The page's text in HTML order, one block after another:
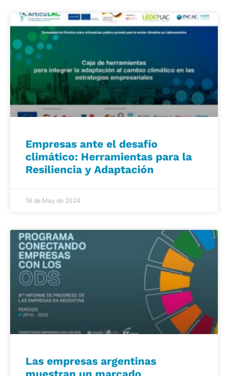
Empresas ante el desafío
climático: Herramientas para la
Resiliencia y Adaptación
16 de May de 2024
Las empresas argentinas